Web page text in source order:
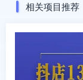
相关项目推荐